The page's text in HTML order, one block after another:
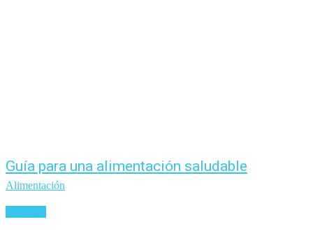
Guía para una alimentación saludable
Alimentación